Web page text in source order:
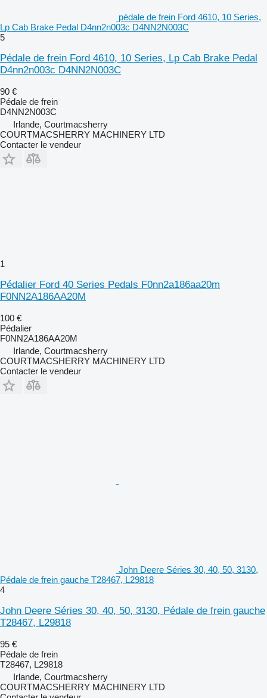
pédale de frein Ford 4610, 10 Series,
Lp Cab Brake Pedal D4nn2n003c D4NN2N003C
5
Pédale de frein Ford 4610, 10 Series, Lp Cab Brake Pedal
D4nn2n003c D4NN2N003C
90 €
Pédale de frein
D4NN2N003C
Irlande, Courtmacsherry
COURTMACSHERRY MACHINERY LTD
Contacter le vendeur
1
Pédalier Ford 40 Series Pedals F0nn2a186aa20m
F0NN2A186AA20M
100 €
Pédalier
F0NN2A186AA20M
Irlande, Courtmacsherry
COURTMACSHERRY MACHINERY LTD
Contacter le vendeur
John Deere Séries 30, 40, 50, 3130,
Pédale de frein gauche T28467, L29818
4
John Deere Séries 30, 40, 50, 3130, Pédale de frein gauche
T28467, L29818
95 €
Pédale de frein
T28467, L29818
Irlande, Courtmacsherry
COURTMACSHERRY MACHINERY LTD